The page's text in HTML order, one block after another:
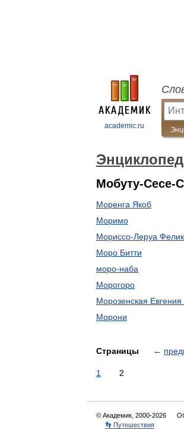
academic.ru
Мобуту-Сесе-
Моренга Якоб
Моримо
Мориссо-Леруа
Моро Битти
моро-наба
Морогоро
Морозенская Евгения
Морони
Страницы ←
1 2
© Академик, 2000-2026
👣 Путешествия